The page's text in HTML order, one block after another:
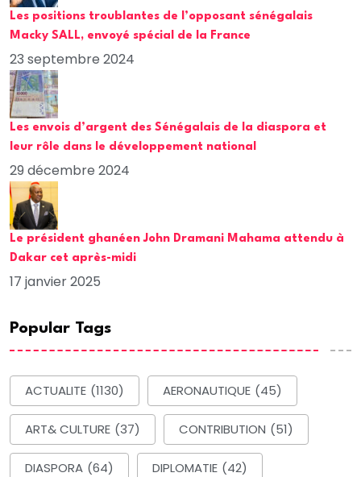
Les positions troublantes de l’opposant sénégalais
Macky SALL, envoyé spécial de la France
23 septembre 2024
Les envois d’argent des Sénégalais de la diaspora et
leur rôle dans le développement national
29 décembre 2024
Le président ghanéen John Dramani Mahama attendu à
Dakar cet après-midi
17 janvier 2025
Popular Tags
ACTUALITE (1130) AERONAUTIQUE (45)
ART& CULTURE (37) CONTRIBUTION (51)
DIASPORA (64) DIPLOMATIE (42)